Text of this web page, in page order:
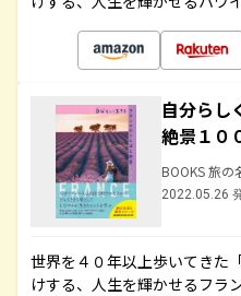
自分らし
絶景１０
BOOKS 旅の
2022.05.26
世界を４０年以上歩いてきた
けする、人生を輝かせるフラ